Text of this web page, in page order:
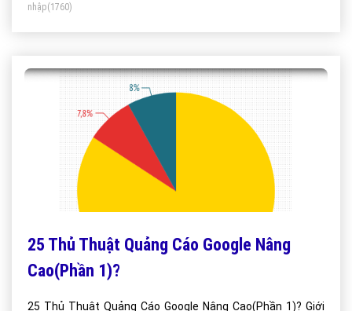
nhập(1760)
25 Thủ Thuật Quảng Cáo Google Nâng
Cao(Phần 1)?
25 Thủ Thuật Quảng Cáo Google Nâng Cao(Phần 1)? Giới